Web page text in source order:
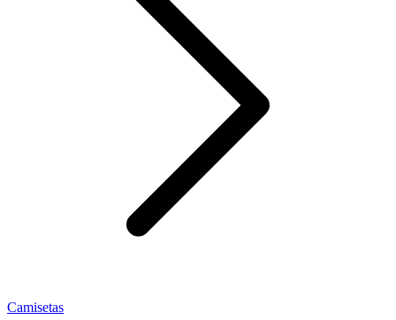
Camisetas